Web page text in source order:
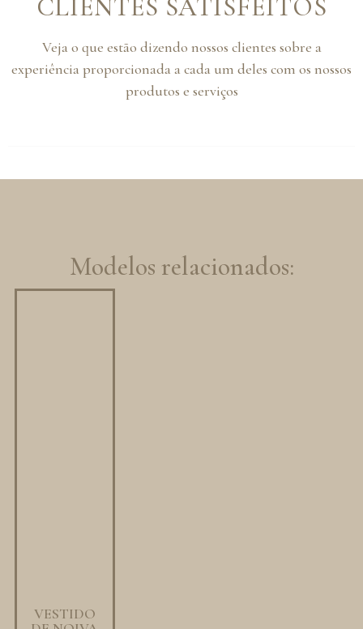
CLIENTES SATISFEITOS
Veja o que estão dizendo nossos clientes sobre a
experiência proporcionada a cada um deles com os nossos
produtos e serviços
Modelos relacionados:
VESTIDO